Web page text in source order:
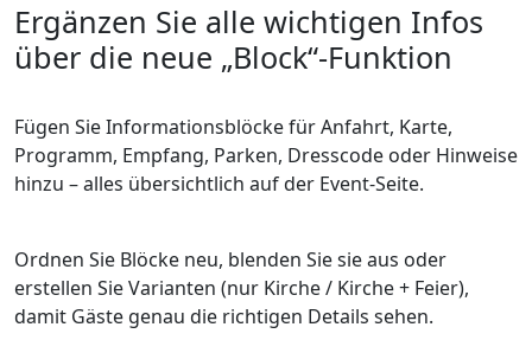
Ergänzen Sie alle wichtigen Infos
über die neue „Block“-Funktion
Fügen Sie Informationsblöcke für Anfahrt, Karte,
Programm, Empfang, Parken, Dresscode oder Hinweise
hinzu – alles übersichtlich auf der Event-Seite.
Ordnen Sie Blöcke neu, blenden Sie sie aus oder
erstellen Sie Varianten (nur Kirche / Kirche + Feier),
damit Gäste genau die richtigen Details sehen.